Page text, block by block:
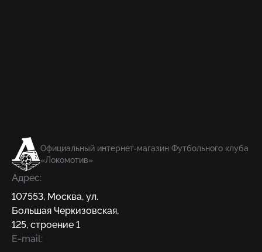
Официальный интернет-магазин Футбольного клуба
«Локомотив»
Адрес:
107553, Москва, ул.
Большая Черкизовская,
125, строение 1
E-mail: